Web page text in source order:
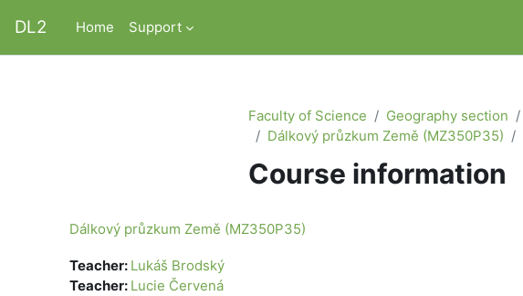
DL2 Home Support
Faculty of Science Geography section
Dálkový průzkum Země (MZ350P35)
Course information
Dálkový průzkum Země (MZ350P35)
Teacher: Lukáš Brodský
Teacher: Lucie Červená